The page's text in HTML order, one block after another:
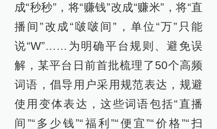
成“秒秒”，将“赚钱”改成“赚米”，将“直
播间”改成“啵啵间”，单位“万”只能
说“W”……为明确平台规则、避免误
解，某平台日前首批梳理了50个高频
词语，倡导用户采用规范表达，规避
使用变体表达，这些词语包括“直播
间”“多少钱”“福利”“便宜”“价格”“扫